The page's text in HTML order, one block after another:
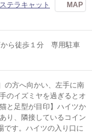
テラキャット
MAP
ら徒歩１分 専用駐車
の方へ向かい、左手に南
のイズミヤを過ぎるとオ
と足型が目印】ハイツか
り、隣接しているコイン
です。ハイツの入り口に